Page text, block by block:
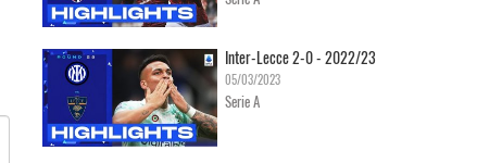
Inter-Lecce 2-0 - 2022/23
05/03/2023
Serie A